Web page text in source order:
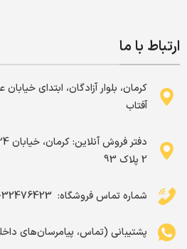
ارتباط با ما
کرمان، بلوار آزادگان، ابتدای
آفتاب
2 پلاک 93
شماره تماس فروشگاه: ‌ 32476423-034
پشتیبانی (تماس، پیامرسان‌های داخلی و